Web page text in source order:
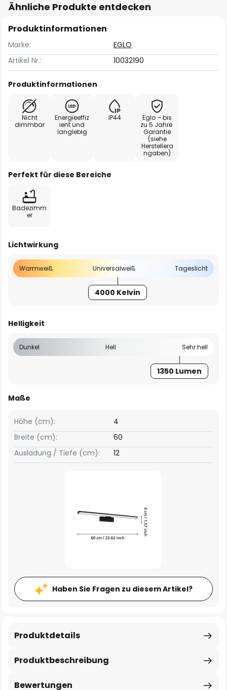
Ähnliche Produkte entdecken
Produktinformationen
Marke:
EGLO
Artikel Nr.:
10032190
Produktinformationen
Nicht
dimmbar
Energieeffiz
ient und
langlebig
IP44
Eglo – bis
zu 5 Jahre
Garantie
(siehe
Herstellera
ngaben)
Perfekt für diese Bereiche
Badezimm
er
Lichtwirkung
Warmweiß Universalweiß Tageslicht
4000 Kelvin
Helligkeit
Dunkel Hell Sehr hell
1350 Lumen
Maße
Breite (cm): 60
Höhe (cm): 4
Ausladung / Tiefe (cm): 12
Haben Sie Fragen zu diesem Artikel?
Produktbeschreibung
Produktdetails
Bewertungen